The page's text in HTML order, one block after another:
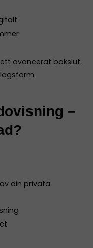
avancerat bokslut.
–
din privata